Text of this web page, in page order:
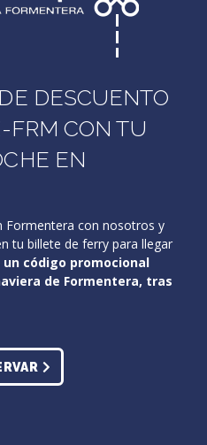
DESCUENTO
FRM CON TU
EN
Formentera con nosotros y
tu billete de ferry para llegar
código promocional
de Formentera, tras